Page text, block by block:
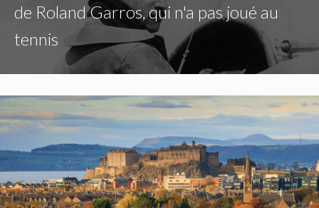
de Roland Garros, qui n'a pas joué au
tennis